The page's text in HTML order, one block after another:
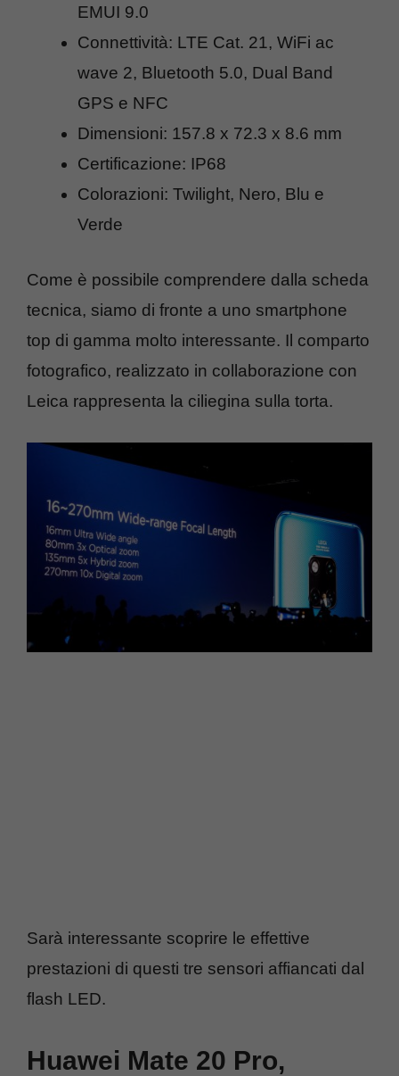
EMUI 9.0
Connettività: LTE Cat. 21, WiFi ac
wave 2, Bluetooth 5.0, Dual Band
GPS e NFC
Dimensioni: 157.8 x 72.3 x 8.6 mm
Certificazione: IP68
Colorazioni: Twilight, Nero, Blu e
Verde
Come è possibile comprendere dalla scheda
tecnica, siamo di fronte a uno smartphone
top di gamma molto interessante. Il comparto
fotografico, realizzato in collaborazione con
Leica rappresenta la ciliegina sulla torta.
Sarà interessante scoprire le effettive
prestazioni di questi tre sensori affiancati dal
flash LED.
Huawei Mate 20 Pro,